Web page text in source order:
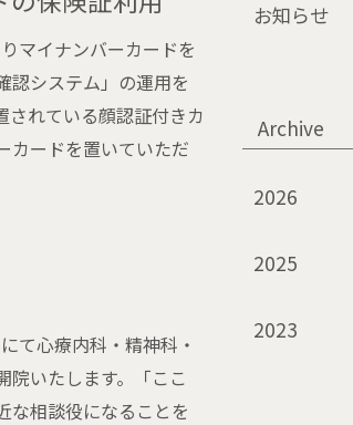
マイナンバーカードを
認システム」の運用を
されている顔認証付きカ
カードを置いていただ
て心療内科・精神科・
院いたします。「ここ
な相談役になることを
お知らせ
Archive
2026
2025
2023